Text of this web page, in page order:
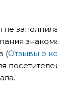
(Отзывы о